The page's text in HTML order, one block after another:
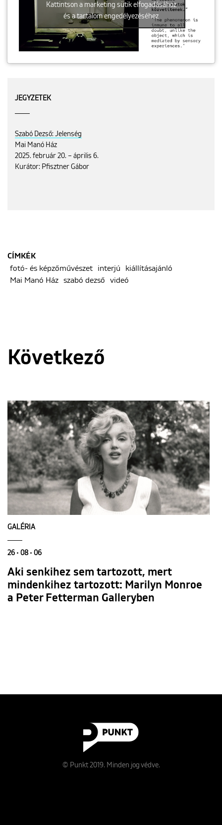
Kattintson a marketing sütik elfogadásához
és a tartalom engedélyezéséhez
JEGYZETEK
Szabó Dezső: Jelenség
Mai Manó Ház
2025. február 20. – április 6.
Kurátor: Pfisztner Gábor
CÍMKÉK
fotó- és képzőművészet
interjú
kiállításajánló
Mai Manó Ház
szabó dezső videó
Következő
GALÉRIA
26 • 08 • 06
Aki senkihez sem tartozott, mert
mindenkihez tartozott: Marilyn Monroe
a Peter Fetterman Galleryben
© Punkt 2019. Minden jog védve.